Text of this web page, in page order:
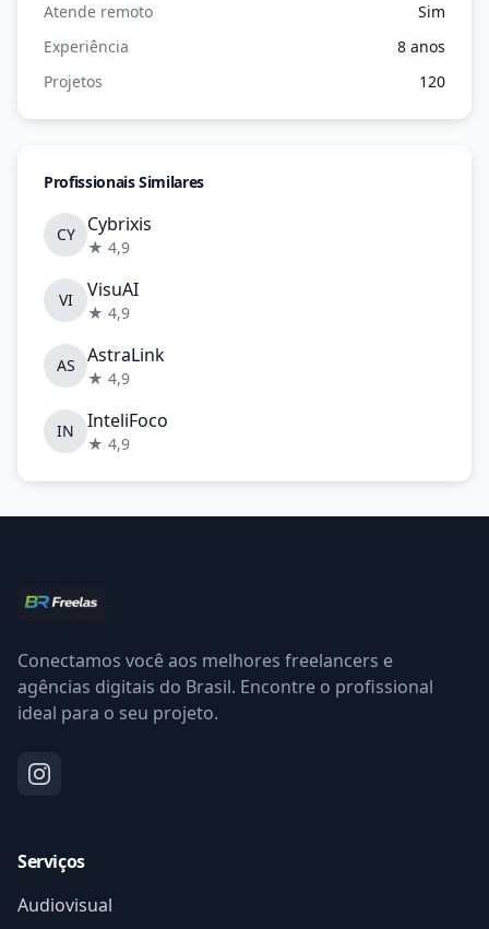
Atende remoto
Sim
Experiência
8 anos
Projetos
120
Profissionais Similares
CY Cybrixis
★ 4,9
VI VisuAI
★ 4,9
AS AstraLink
★ 4,9
IN InteliFoco
★ 4,9
Conectamos você aos melhores freelancers e
agências digitais do Brasil. Encontre o profissional
ideal para o seu projeto.
Serviços
Audiovisual